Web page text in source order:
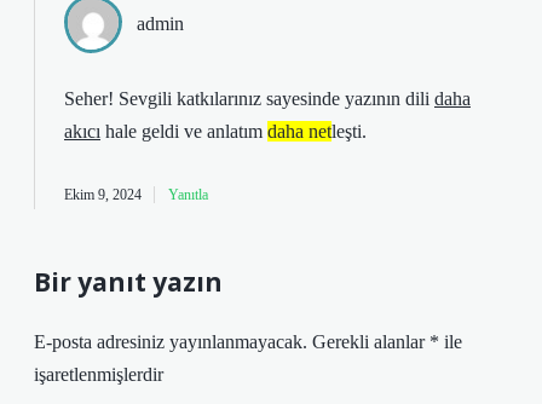
admin
Seher! Sevgili katkılarınız sayesinde yazının dili daha
akıcı hale geldi ve anlatım daha netleşti.
Ekim 9, 2024 Yanıtla
Bir yanıt yazın
E-posta adresiniz yayınlanmayacak. Gerekli alanlar * ile
işaretlenmişlerdir